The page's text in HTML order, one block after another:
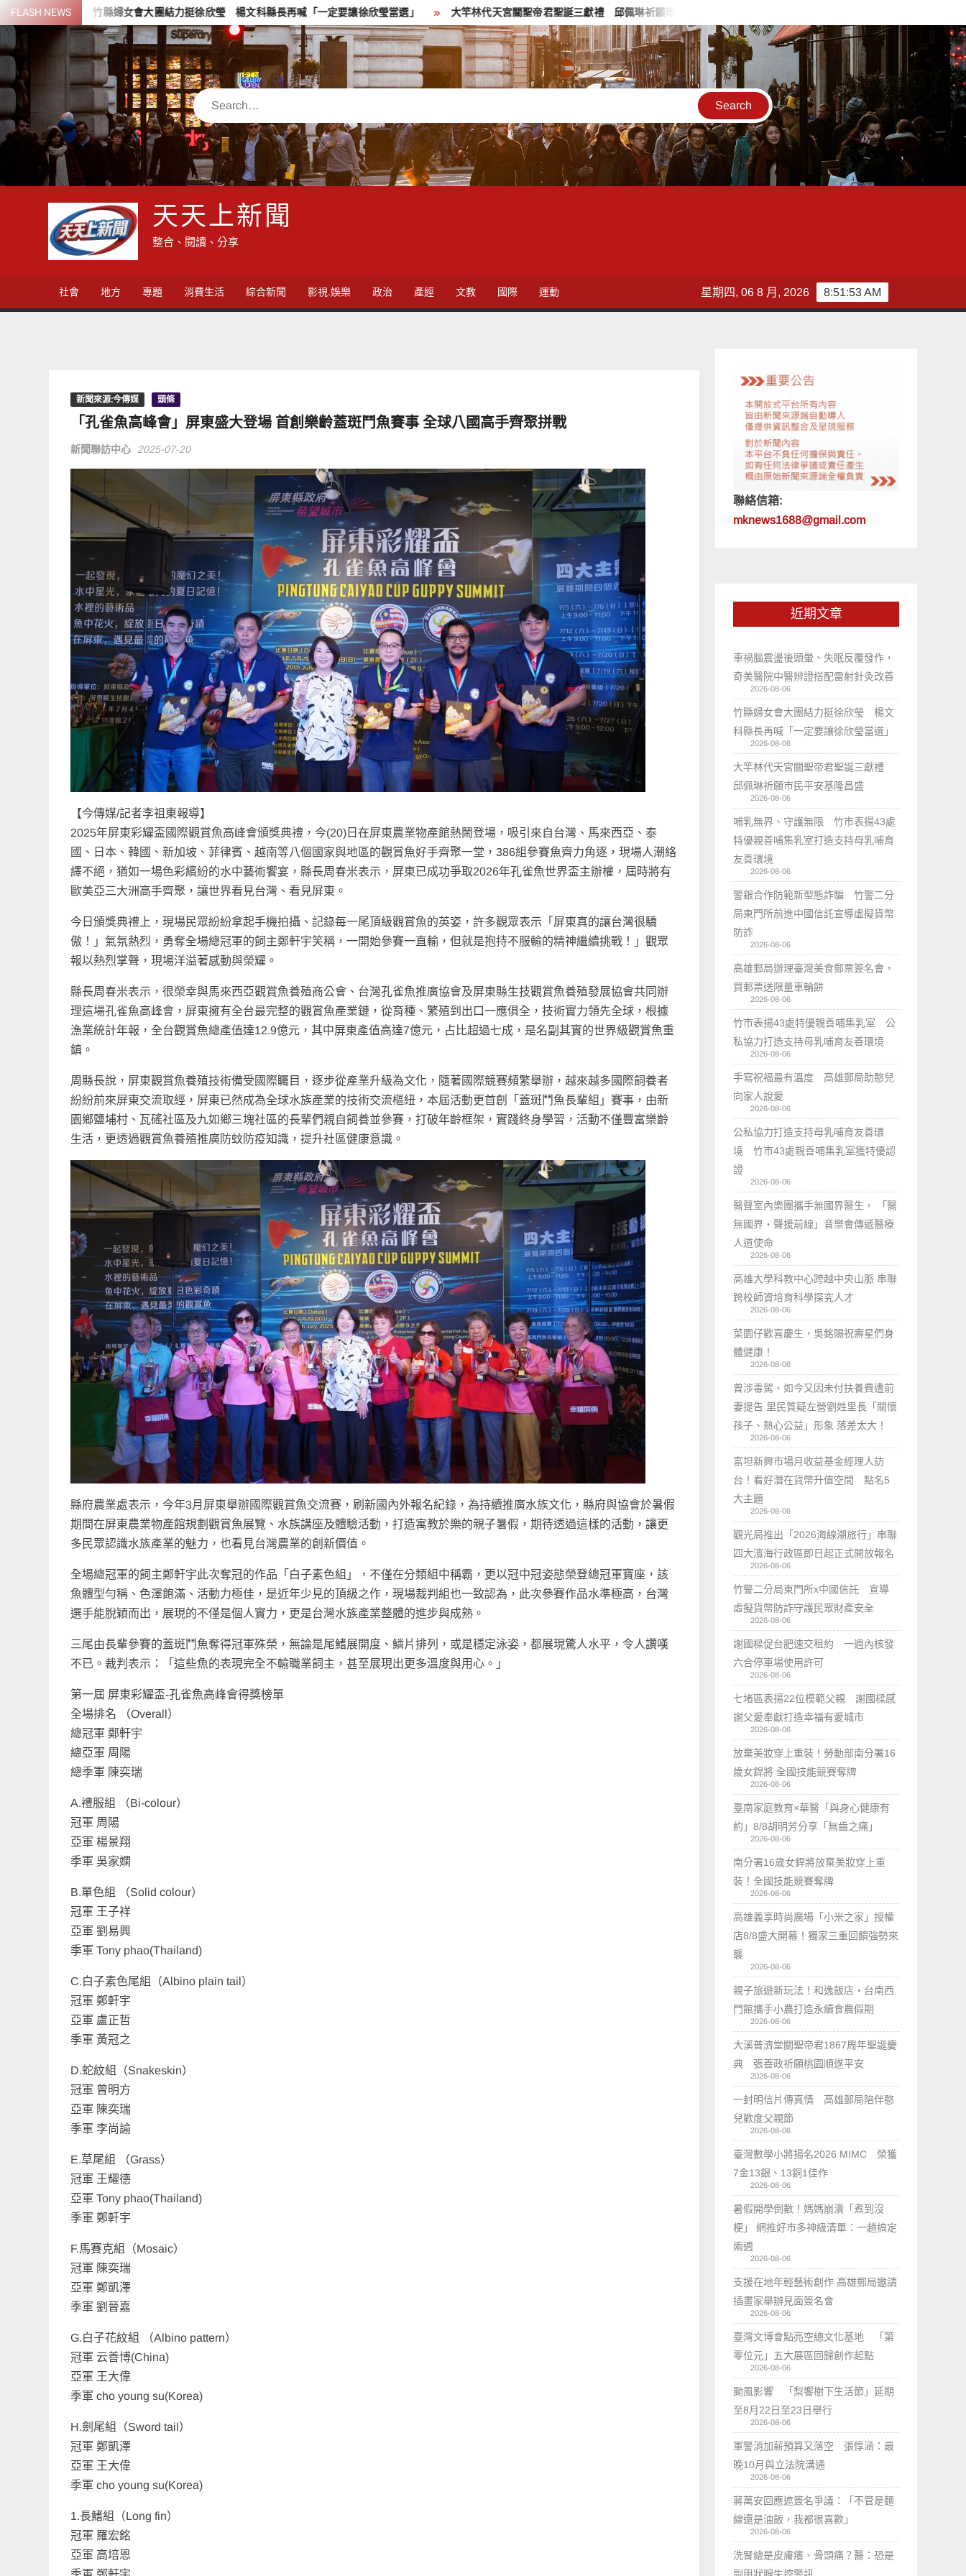
Skip
to
content
FLASH NEWS
竹縣婦女會大團結力挺徐欣瑩 楊文科縣長再喊「一定要讓徐欣瑩當選」 大竿林代天宮關聖帝君聖誕三獻禮 邱佩琳祈願市民平安基隆昌盛
Search
天天上新聞
整合、閱讀、分享
社會 地方 專題 消費生活 綜合新聞 影視.娛樂 政治 產經 文教 國際 運動 8:51:55 AM
星期四, 06 8 月, 2026
新聞來源:今傳媒 頭條
「孔雀魚高峰會」屏東盛大登場 首創樂齡蓋斑鬥魚賽事 全球八國高手齊聚拼戰
新聞聯訪中心 2025-07-20
【今傳媒/記者李祖東報導】
2025年屏東彩耀盃國際觀賞魚高峰會頒獎典禮，今(20)日在屏東農業物產館熱鬧登場，吸引來自台灣、馬來西亞、泰
國、日本、韓國、新加坡、菲律賓、越南等八個國家與地區的觀賞魚好手齊聚一堂，386組參賽魚齊力角逐，現場人潮絡
繹不絕，猶如一場色彩繽紛的水中藝術饗宴，縣長周春米表示，屏東已成功爭取2026年孔雀魚世界盃主辦權，屆時將有
歐美亞三大洲高手齊聚，讓世界看見台灣、看見屏東。
今日頒獎典禮上，現場民眾紛紛拿起手機拍攝、記錄每一尾頂級觀賞魚的英姿，許多觀眾表示「屏東真的讓台灣很驕
傲！」氣氛熱烈，勇奪全場總冠軍的飼主鄭軒宇笑稱，一開始參賽一直輸，但就是抱持不服輸的精神繼續挑戰！」觀眾
報以熱烈掌聲，現場洋溢著感動與榮耀。
縣長周春米表示，很榮幸與馬來西亞觀賞魚養殖商公會、台灣孔雀魚推廣協會及屏東縣生技觀賞魚養殖發展協會共同辦
理這場孔雀魚高峰會，屏東擁有全台最完整的觀賞魚產業鏈，從育種、繁殖到出口一應俱全，技術實力領先全球，根據
漁業統計年報，全台觀賞魚總產值達12.9億元，其中屏東產值高達7億元，占比超過七成，是名副其實的世界級觀賞魚重
鎮。
周縣長說，屏東觀賞魚養殖技術備受國際矚目，逐步從產業升級為文化，隨著國際競賽頻繁舉辦，越來越多國際飼養者
紛紛前來屏東交流取經，屏東已然成為全球水族產業的技術交流樞紐，本屆活動更首創「蓋斑鬥魚長輩組」賽事，由新
園鄉鹽埔村、瓦磘社區及九如鄉三塊社區的長輩們親自飼養並參賽，打破年齡框架，實踐終身學習，活動不僅豐富樂齡
生活，更透過觀賞魚養殖推廣防蚊防疫知識，提升社區健康意識。
縣府農業處表示，今年3月屏東舉辦國際觀賞魚交流賽，刷新國內外報名紀錄，為持續推廣水族文化，縣府與協會於暑假
期間在屏東農業物產館規劃觀賞魚展覽、水族講座及體驗活動，打造寓教於樂的親子暑假，期待透過這樣的活動，讓更
多民眾認識水族產業的魅力，也看見台灣農業的創新價值。
全場總冠軍的飼主鄭軒宇此次奪冠的作品「白子素色組」，不僅在分類組中稱霸，更以冠中冠姿態榮登總冠軍寶座，該
魚體型勻稱、色澤飽滿、活動力極佳，是近年少見的頂級之作，現場裁判組也一致認為，此次參賽作品水準極高，台灣
選手能脫穎而出，展現的不僅是個人實力，更是台灣水族產業整體的進步與成熟。
三尾由長輩參賽的蓋斑鬥魚奪得冠軍殊榮，無論是尾鰭展開度、鱗片排列，或是穩定泳姿，都展現驚人水平，令人讚嘆
不已。裁判表示：「這些魚的表現完全不輸職業飼主，甚至展現出更多溫度與用心。」
第一屆 屏東彩耀盃-孔雀魚高峰會得獎榜單
全場排名 （Overall）
總冠軍 鄭軒宇
總亞軍 周陽
總季軍 陳奕瑞
A.禮服組 （Bi-colour）
冠軍 周陽
亞軍 楊景翔
季軍 吳家嫻
B.單色組 （Solid colour）
冠軍 王子祥
亞軍 劉易興
季軍 Tony phao(Thailand)
C.白子素色尾組（Albino plain tail）
冠軍 鄭軒宇
亞軍 盧正哲
季軍 黃冠之
D.蛇紋組（Snakeskin）
冠軍 曾明方
亞軍 陳奕瑞
季軍 李尚諭
E.草尾組 （Grass）
冠軍 王耀德
亞軍 Tony phao(Thailand)
季軍 鄭軒宇
F.馬賽克組（Mosaic）
冠軍 陳奕瑞
亞軍 鄭凱澤
季軍 劉晉嘉
G.白子花紋組 （Albino pattern）
冠軍 云善博(China)
亞軍 王大偉
季軍 cho young su(Korea)
H.劍尾組（Sword tail）
冠軍 鄭凱澤
亞軍 王大偉
季軍 cho young su(Korea)
1.長鰭組（Long fin）
冠軍 羅宏銘
亞軍 高培恩
聯絡信箱:
mknews1688@gmail.com
近期文章
車禍腦震盪後頭暈、失眠反覆發作，
奇美醫院中醫辨證搭配雷射針灸改善
2026-08-06
竹縣婦女會大團結力挺徐欣瑩 楊文
科縣長再喊「一定要讓徐欣瑩當選」
2026-08-06
大竿林代天宮關聖帝君聖誕三獻禮
邱佩琳祈願市民平安基隆昌盛
2026-08-06
哺乳無界、守護無限 竹市表揚43處
特優親善哺集乳室打造支持母乳哺育
友善環境
2026-08-06
警銀合作防範新型態詐騙 竹警二分
局東門所前進中國信託宣導虛擬貨幣
防詐
2026-08-06
高雄郵局辦理臺灣美食郵票簽名會，
買郵票送限量車輪餅
2026-08-06
竹市表揚43處特優親善哺集乳室 公
私協力打造支持母乳哺育友善環境
2026-08-06
手寫祝福最有溫度 高雄郵局助憨兒
向家人說愛
2026-08-06
公私協力打造支持母乳哺育友善環
境 竹市43處親善哺集乳室獲特優認
證
2026-08-06
醫聲室內樂團攜手無國界醫生， 「醫
無國界・聲援前線」音樂會傳遞醫療
人道使命
2026-08-06
高雄大學科教中心跨越中央山脈 串聯
跨校師資培育科學探究人才
2026-08-06
菜園仔歡喜慶生，吳銘賜祝壽星們身
體健康！
2026-08-06
曾涉毒駕、如今又因未付扶養費遭前
妻提告 里民質疑左營劉姓里長「關懷
孩子、熱心公益」形象 落差太大！
2026-08-06
富坦新興市場月收益基金經理人訪
台！看好潛在貨幣升值空間 點名5
大主題
2026-08-06
觀光局推出「2026海線潮旅行」串聯
四大濱海行政區即日起正式開放報名
2026-08-06
竹警二分局東門所x中國信託 宣導
虛擬貨幣防詐守護民眾財產安全
2026-08-06
謝國樑促台肥速交租約 一週內核發
六合停車場使用許可
2026-08-06
七堵區表揚22位模範父親 謝國樑感
謝父愛奉獻打造幸福有愛城市
2026-08-06
放棄美妝穿上重裝！勞動部南分署16
歲女銲將 全國技能競賽奪牌
2026-08-06
臺南家庭教育×華醫「與身心健康有
約」8/8胡明芳分享「無齒之痛」
2026-08-06
南分署16歲女銲將放棄美妝穿上重
裝！全國技能競賽奪牌
2026-08-06
高雄義享時尚廣場「小米之家」授權
店8/8盛大開幕！獨家三重回饋強勢來
襲
2026-08-06
親子旅遊新玩法！和逸飯店‧台南西
門館攜手小農打造永續食農假期
2026-08-06
大溪普濟堂關聖帝君1867周年聖誕慶
典 張善政祈願桃園順遂平安
2026-08-06
一封明信片傳真情 高雄郵局陪伴憨
兒歡度父親節
2026-08-06
臺灣數學小將揚名2026 MIMC​ 榮獲
7金13銀、13銅1佳作
2026-08-06
暑假開學倒數！媽媽崩潰「煮到沒
梗」 網推好市多神級清單：一趟搞定
兩週
2026-08-06
支援在地年輕藝術創作 高雄郵局邀請
插畫家舉辦見面簽名會
2026-08-06
臺灣文博會點亮空總文化基地 「第
零位元」五大展區回歸創作起點
2026-08-06
颱風影響 「梨饗樹下生活節」延期
至8月22日至23日舉行
2026-08-06
軍警消加薪預算又落空 張惇涵：最
晚10月與立法院溝通
2026-08-06
蔣萬安回應遮簽名爭議：「不管是麵
線還是油飯，我都很喜歡」
2026-08-06
洗腎總是皮膚癢、骨頭痛？醫：恐是
副甲狀腺失控警訊